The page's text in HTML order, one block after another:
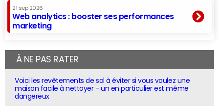
21 sep 2026
Web analytics : booster ses performances
marketing
À NE PAS RATER
Voici les revêtements de sol à éviter si vous voulez une
maison facile à nettoyer - un en particulier est même
dangereux